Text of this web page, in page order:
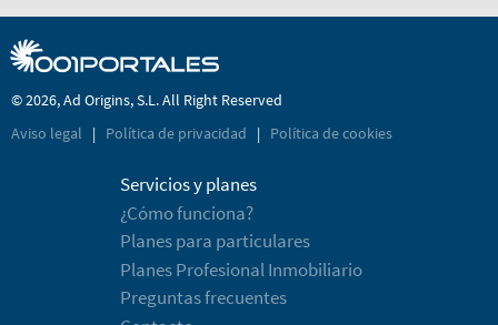
© 2026, Ad Origins, S.L. All Right Reserved
Aviso legal
| Política de privacidad | Política de cookies
Servicios y planes
¿Cómo funciona?
Planes para particulares
Planes Profesional Inmobiliario
Preguntas frecuentes